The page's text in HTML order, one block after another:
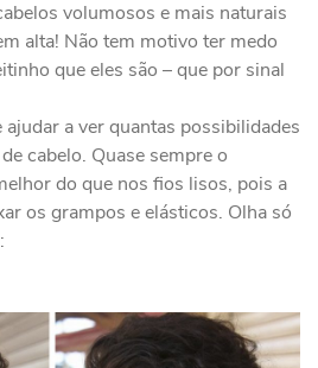
volumosos e mais naturais
alta! Não tem motivo ter medo
que eles são – que por sinal
a ver quantas possibilidades
cabelo. Quase sempre o
do que nos fios lisos, pois a
os grampos e elásticos. Olha só